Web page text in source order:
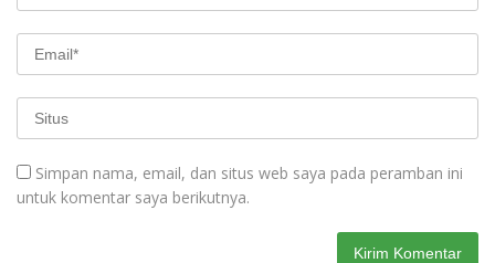
Simpan nama, email, dan situs web saya pada peramban ini
untuk komentar saya berikutnya.